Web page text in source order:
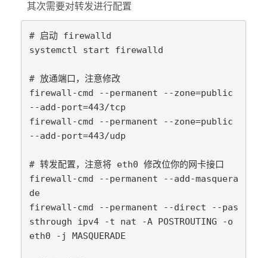
其次需要对转发进行配置
# 启动 firewalld
systemctl start firewalld
# 放通端口，注意修改
firewall-cmd --permanent --zone=public
--add-port=443/tcp
firewall-cmd --permanent --zone=public
--add-port=443/udp
# 转发配置，注意将 eth0 修改位你的网卡接口
firewall-cmd --permanent --add-masquera
de
firewall-cmd --permanent --direct --pas
sthrough ipv4 -t nat -A POSTROUTING -o
eth0 -j MASQUERADE